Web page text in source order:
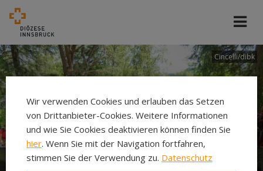
Cincelli/dibk
Wir verwenden Cookies und erlauben das Setzen
von Drittanbieter-Cookies. Weitere Informationen
und wie Sie Cookies deaktivieren können finden Sie
hier. Wenn Sie mit der Navigation fortfahren,
stimmen Sie der Verwendung zu. Datenschutz